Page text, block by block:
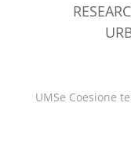
UMSe Coesione